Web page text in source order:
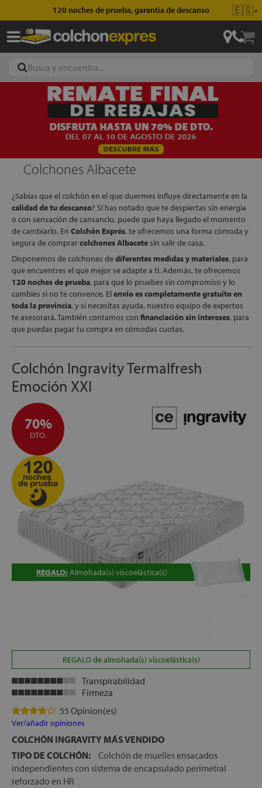
Envío gratis en pedidos superiores a 49€ 🇪🇸▼
Colchones Albacete
¿Sabías que el colchón en el que duermes influye directamente en la
calidad de tu descanso? Si has notado que te despiertas sin energía
o con sensación de cansancio, puede que haya llegado el momento
de cambiarlo. En Colchón Exprés, te ofrecemos una forma cómoda y
segura de comprarcolchones Albacetesin salir de casa.
Disponemos de colchones dediferentes medidas y materiales, para
que encuentres el que mejor se adapte a ti. Además, te ofrecemos
120 noches de prueba, para que lo pruebes sin compromiso y lo
cambies si no te convence. Elenvío es completamente gratuito en
toda la provincia, y si necesitas ayuda, nuestro equipo de expertos
te asesorará. También contamos con financiación sin intereses, para
que puedas pagar tu compra en cómodas cuotas.
Colchón Ingravity Termalfresh
Emoción XXI
70%
DTO.
REGALO: Almohada(s) viscoelástica(s)
REGALO de almohada(s) viscoelástica(s)
Transpirabilidad
Firmeza
55 Opinion(es)
Ver/añadir opiniones
COLCHÓN INGRAVITY MÁS VENDIDO
TIPO DE COLCHÓN:
Colchón de muelles ensacados
independientes con sistema de encapsulado perimetral
reforzado en HR